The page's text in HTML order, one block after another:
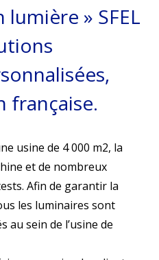
lumière » SFEL
française.
usine de 4 000 m2, la
et de nombreux
Afin de garantir la
les luminaires sont
au sein de l’usine de